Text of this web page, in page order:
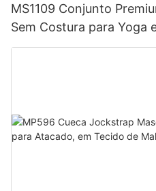
MS1109 Conjunto
Sem Costura para Yoga
Roupa de Compressão